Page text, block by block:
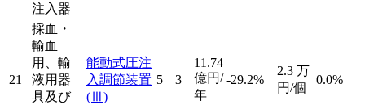
注入器
21
採血・
輸血
用、輸
液用器
具及び
能動式圧注
入調節装置
(Ⅲ)
5 3
11.74
億円/
年
-29.2%
2.3 万
円/個
0.0%